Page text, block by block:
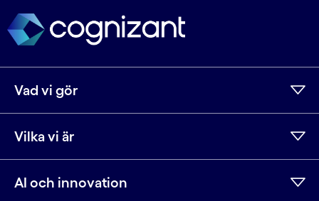
Vad vi gör
Vilka vi är
AI och innovation